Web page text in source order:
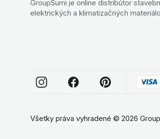
GroupSumi je online distribútor
elektrických a klimatizačných
Všetky práva vyhradené © 2026